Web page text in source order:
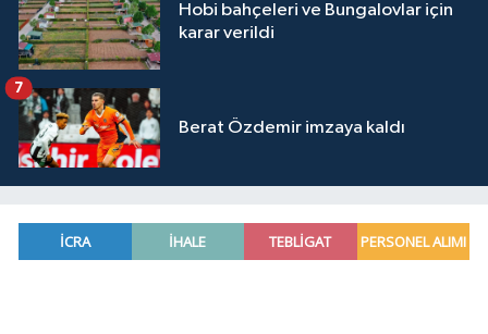
Hobi bahçeleri ve Bungalovlar için
karar verildi
Berat Özdemir imzaya kaldı
7